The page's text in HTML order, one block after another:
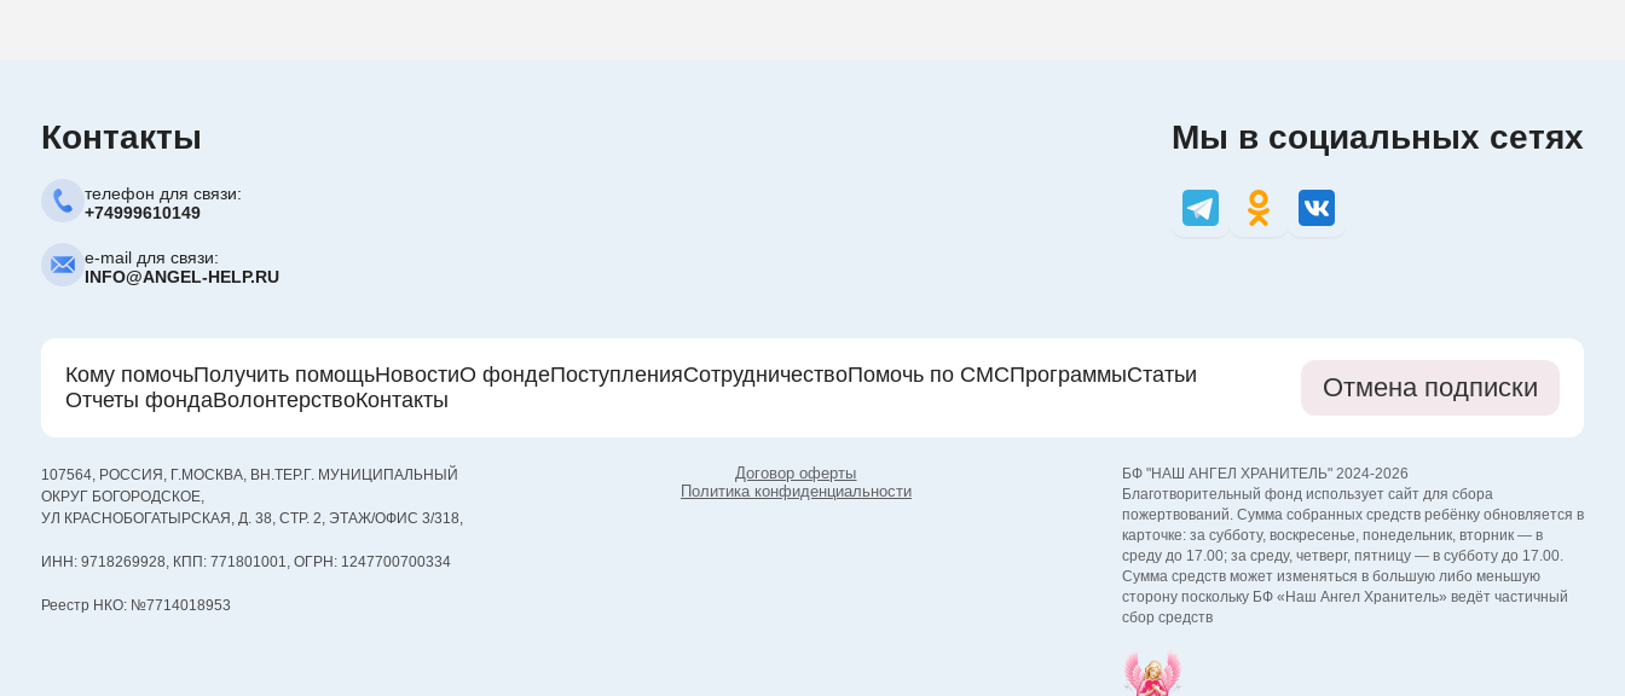
Контакты
телефон для связи:
+74999610149
e-mail для связи:
INFO@ANGEL-HELP.RU
Мы в социальных сетях
Кому помочьПолучить помощьНовостиО фондеПоступленияСотрудничествоПомочь по СМСПрограммыСтатьи
Отчеты фондаВолонтерствоКонтакты Отмена подписки
107564, РОССИЯ, Г.МОСКВА, ВН.ТЕР.Г. МУНИЦИПАЛЬНЫЙ
ОКРУГ БОГОРОДСКОЕ,
УЛ КРАСНОБОГАТЫРСКАЯ, Д. 38, СТР. 2, ЭТАЖ/ОФИС 3/318,
ИНН: 9718269928, КПП: 771801001, ОГРН: 1247700700334
Реестр НКО: №7714018953
Договор оферты
Политика конфиденциальности
БФ "НАШ АНГЕЛ ХРАНИТЕЛЬ" 2024-2026
Благотворительный фонд использует сайт для сбора
пожертвований. Сумма собранных средств ребёнку обновляется в
карточке: за субботу, воскресенье, понедельник, вторник — в
среду до 17.00; за среду, четверг, пятницу — в субботу до 17.00.
Сумма средств может изменяться в большую либо меньшую
сторону поскольку БФ «Наш Ангел Хранитель» ведёт частичный
сбор средств